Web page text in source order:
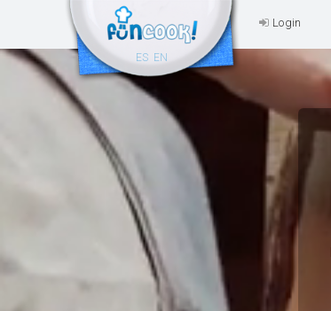
Login
ES EN